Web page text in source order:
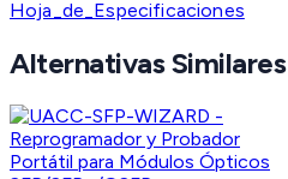
Hoja_de_Especificaciones
Alternativas Similares